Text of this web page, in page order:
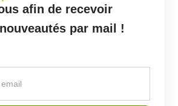
afin de recevoir
par mail !